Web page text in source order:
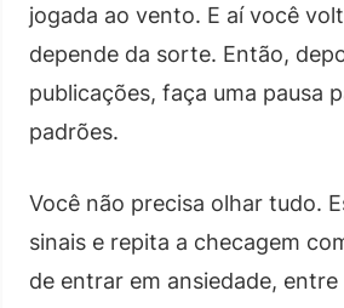
jogada ao vento. E aí você
depende da sorte. Então,
publicações, faça uma pausa
padrões.
Você não precisa olhar tudo.
sinais e repita a checagem
de entrar em ansiedade,